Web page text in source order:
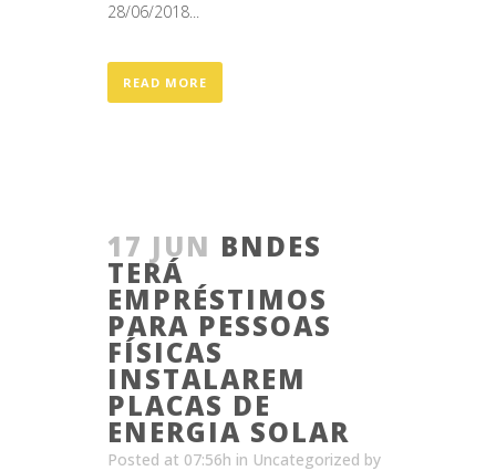
28/06/2018...
READ MORE
17 JUN BNDES
TERÁ
EMPRÉSTIMOS
PARA PESSOAS
FÍSICAS
INSTALAREM
PLACAS DE
ENERGIA SOLAR
Posted at 07:56h in Uncategorized by